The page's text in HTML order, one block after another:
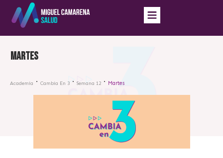
Martes
Academia Cambia En 3 Semana 12 Martes